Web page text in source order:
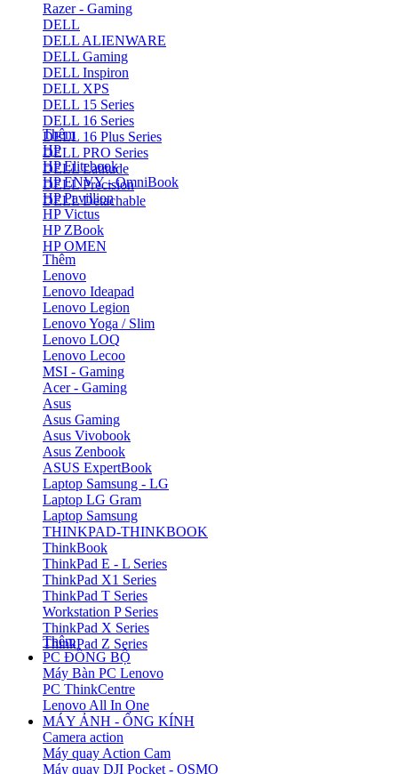
Razer - Gaming
DELL
DELL ALIENWARE
DELL Gaming
DELL Inspiron
DELL XPS
DELL 15 Series
DELL 16 Series
DELL 16 Plus Series
DELL PRO Series
DELL Latitude
DELL Precision
DELL Detachable
Thêm
HP
HP Elitebook
HP ENVY - OmniBook
HP Pavillion
HP Victus
HP ZBook
HP OMEN
Thêm
Lenovo
Lenovo Ideapad
Lenovo Legion
Lenovo Yoga / Slim
Lenovo LOQ
Lenovo Lecoo
MSI - Gaming
Acer - Gaming
Asus
Asus Gaming
Asus Vivobook
Asus Zenbook
ASUS ExpertBook
Laptop Samsung - LG
Laptop LG Gram
Laptop Samsung
THINKPAD-THINKBOOK
ThinkBook
ThinkPad E - L Series
ThinkPad X1 Series
ThinkPad T Series
Workstation P Series
ThinkPad X Series
ThinkPad Z Series
Thêm
PC ĐỒNG BỘ
Máy Bàn PC Lenovo
PC ThinkCentre
Lenovo All In One
MÁY ẢNH - ỐNG KÍNH
Camera action
Máy quay Action Cam
Máy quay DJI Pocket - OSMO